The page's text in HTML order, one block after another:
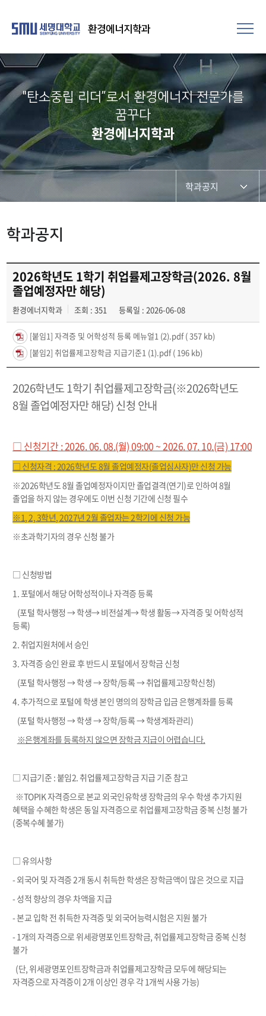
환경에너지학과
"탄소중립 리더”로서 환경에너지 전문가를
꿈꾸다
환경에너지학과
학과공지
학과활동 및 행사
동아리
학과공지
2026학년도 1학기 취업률제고장학금(2026. 8월
졸업예정자만 해당)
환경에너지학과 조회 : 351 등록일 : 2026-06-08
[붙임1] 자격증 및 어학성적 등록 메뉴얼1 (2).pdf( 357 kb)
[붙임2] 취업률제고장학금 지급기준1 (1).pdf( 196 kb)
2026학년도 1학기 취업률제고장학금(※2026학년도
8월 졸업예정자만 해당)신청 안내
□ 신청기간 : 2026. 06. 08.(월) 09:00 ~ 2026. 07. 10.(금) 17:00
□ 신청자격 : 2026학년도 8월 졸업예정자(졸업심사자)만 신청 가능
※2026학년도 8월 졸업예정자이지만 졸업결격(연기)로 인하여 8월
졸업을 하지 않는 경우에도 이번 신청 기간에 신청 필수
※1, 2, 3학년, 2027년 2월 졸업자는 2학기에 신청 가능
※초과학기자의 경우 신청 불가
□ 신청방법
1. 포털에서 해당 어학성적이나 자격증 등록
(포털 학사행정 → 학생→ 비전설계→ 학생 활동→ 자격증 및 어학성적
등록)
2. 취업지원처에서 승인
3. 자격증 승인 완료 후 반드시 포털에서 장학금 신청
(포털 학사행정 → 학생 → 장학/등록 → 취업률제고장학신청)
4. 추가적으로 포털에 학생 본인 명의의 장학금 입금 은행계좌를 등록
(포털 학사행정 → 학생 → 장학/등록 → 학생계좌관리)
※은행계좌를 등록하지 않으면 장학금 지급이 어렵습니다.
□ 지급기준 : 붙임2. 취업률제고장학금 지급 기준 참고
※TOPIK 자격증으로 본교 외국인유학생 장학금의 우수 학생 추가지원
혜택을 수혜한 학생은 동일 자격증으로 취업률제고장학금 중복 신청 불가
(중복수혜 불가)
□ 유의사항
- 외국어 및 자격증 2개 동시 취득한 학생은 장학금액이 많은 것으로 지급
- 성적 향상의 경우 차액을 지급
- 본교 입학 전 취득한 자격증 및 외국어능력시험은 지원 불가
- 1개의 자격증으로 위세광명포인트장학금, 취업률제고장학금 중복 신청
불가
(단, 위세광명포인트장학금과 취업률제고장학금 모두에 해당되는
자격증으로 자격증이 2개 이상인 경우 각 1개씩 사용 가능)